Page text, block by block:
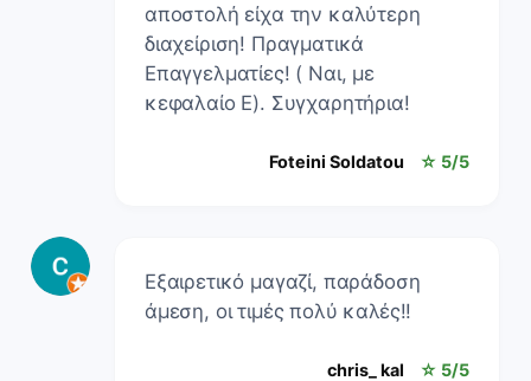
αποστολή είχα την καλύτερη
διαχείριση! Πραγματικά
Επαγγελματίες! ( Ναι, με
κεφαλαίο Ε). Συγχαρητήρια!
Foteini Soldatou ☆ 5/5
Εξαιρετικό μαγαζί, παράδοση
άμεση, οι τιμές πολύ καλές!!
chris_ kal ☆ 5/5